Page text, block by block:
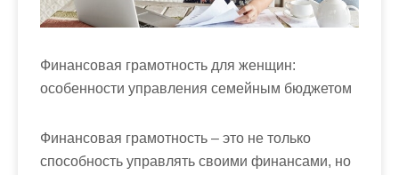
Финансовая грамотность для женщин:
особенности управления семейным бюджетом
Финансовая грамотность – это не только
способность управлять своими финансами, но